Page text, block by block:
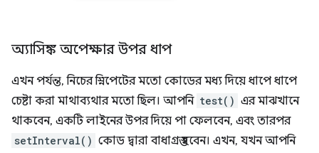
অ্যাসিঙ্ক অপেক্ষার উপর ধাপ
এখন পর্যন্ত, নিচের স্নিপেটের মতো কোডের মধ্য দিয়ে ধাপে ধাপে
চেষ্টা করা মাথাব্যথার মতো ছিল। আপনি test() এর মাঝখানে
থাকবেন, একটি লাইনের উপর দিয়ে পা ফেলবেন, এবং তারপর
setInterval() কোড দ্বারা বাধাগ্রস্ত হবেন। এখন, যখন আপনি